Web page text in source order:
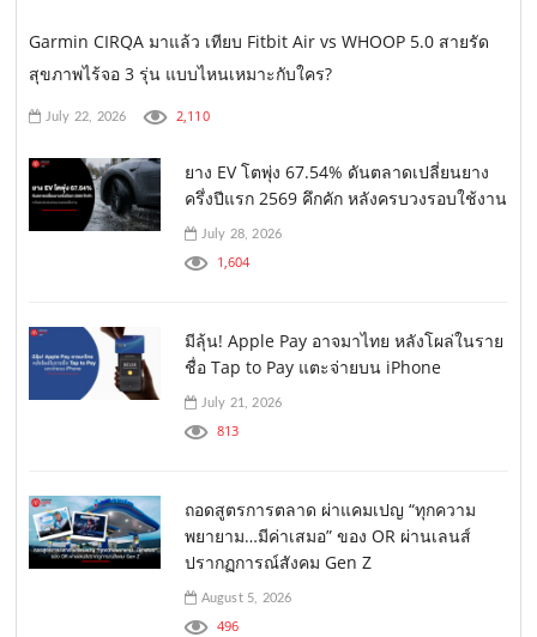
Garmin CIRQA มาแล้ว เทียบ Fitbit Air vs WHOOP 5.0 สายรัด
สุขภาพไร้จอ 3 รุ่น แบบไหนเหมาะกับใคร?
July 22, 2026 2,110
ยาง EV โตพุ่ง 67.54% ดันตลาดเปลี่ยนยาง
ครึ่งปีแรก 2569 คึกคัก หลังครบวงรอบใช้งาน
July 28, 2026
1,604
มีลุ้น! Apple Pay อาจมาไทย หลังโผล่ในราย
ชื่อ Tap to Pay แตะจ่ายบน iPhone
July 21, 2026
813
ถอดสูตรการตลาด ผ่าแคมเปญ “ทุกความ
พยายาม…มีค่าเสมอ” ของ OR ผ่านเลนส์
ปรากฏการณ์สังคม Gen Z
August 5, 2026
496